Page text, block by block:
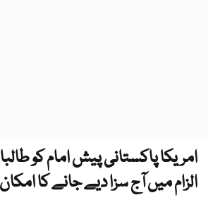
امریکا پاکستانی پیش امام کو
الزام میں آج سزا دیے جانے کا امکان